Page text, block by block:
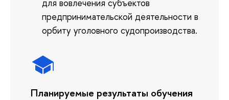
для вовлечения субъектов
предпринимательской деятельности в
орбиту уголовного судопроизводства.
Планируемые результаты обучения